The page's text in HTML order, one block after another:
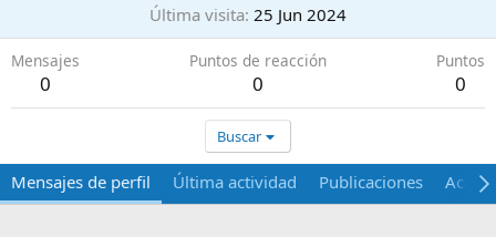
Última visita 25 Jun 2024
Mensajes
0
Puntos de reacción
0
Puntos
0
Buscar
Mensajes de perfil Última actividad Publicaciones Acerca